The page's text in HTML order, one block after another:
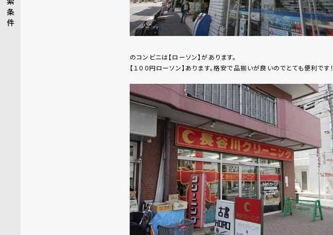
条
件
のコンビニは【ローソン】があります。
【１００円ローソン】あります。格安で品揃いが良いのでとても便利です！